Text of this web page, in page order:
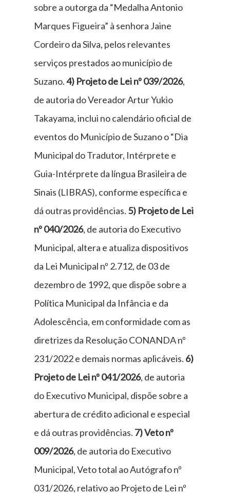
sobre a outorga da “Medalha Antonio
Marques Figueira” à senhora Jaine
Cordeiro da Silva, pelos relevantes
serviços prestados ao município de
Suzano.4) Projeto de Lei nº 039/2026,
de autoria do Vereador Artur Yukio
Takayama, inclui no calendário oficial de
eventos do Município de Suzano o “Dia
Municipal do Tradutor, Intérprete e
Guia-Intérprete da língua Brasileira de
Sinais (LIBRAS), conforme específica e
dá outras providências. 5) Projeto de Lei
nº 040/2026, de autoria do Executivo
Municipal, altera e atualiza dispositivos
da Lei Municipal nº 2.712, de 03 de
dezembro de 1992, que dispõe sobre a
Política Municipal da Infância e da
Adolescência, em conformidade com as
diretrizes da Resolução CONANDA nº
231/2022 e demais normas aplicáveis. 6)
Projeto de Lei nº 041/2026, de autoria
do Executivo Municipal, dispõe sobre a
abertura de crédito adicional e especial
e dá outras providências. 7) Veto nº
009/2026, de autoria do Executivo
Municipal, Veto total ao Autógrafo nº
031/2026, relativo ao Projeto de Lei nº